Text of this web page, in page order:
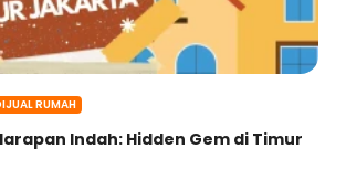
RUMAH
Indah: Hidden Gem di Timur